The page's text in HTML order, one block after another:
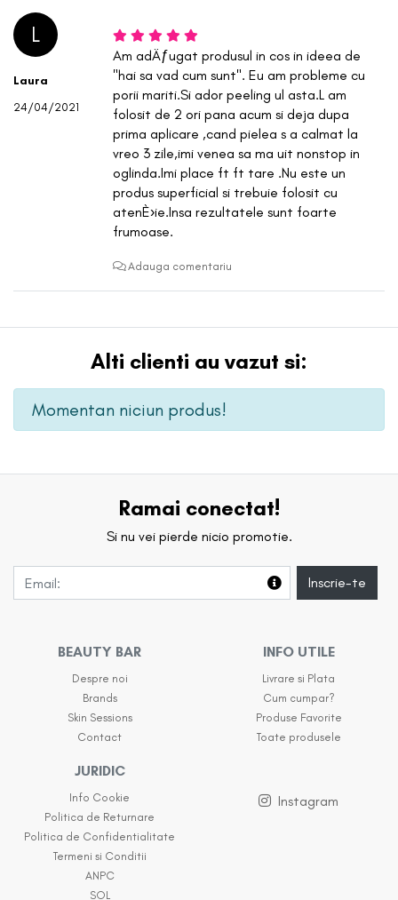
L
Laura
24/04/2021
Am adÄƒugat produsul in cos in ideea de
"hai sa vad cum sunt". Eu am probleme cu
porii mariti.Si ador peeling ul asta.L am
folosit de 2 ori pana acum si deja dupa
prima aplicare ,cand pielea s a calmat la
vreo 3 zile,imi venea sa ma uit nonstop in
oglinda.Imi place ft ft tare .Nu este un
produs superficial si trebuie folosit cu
atenÈ›ie.Insa rezultatele sunt foarte
frumoase.
Adauga comentariu
Alti clienti au vazut si:
Momentan niciun produs!
Ramai conectat!
Si nu vei pierde nicio promotie.
Inscrie-te
BEAUTY BAR
Despre noi
Brands
Skin Sessions
Contact
INFO UTILE
Livrare si Plata
Cum cumpar?
Produse Favorite
Toate produsele
JURIDIC
Info Cookie
Politica de Returnare
Politica de Confidentialitate
Termeni si Conditii
ANPC
SOL
Instagram